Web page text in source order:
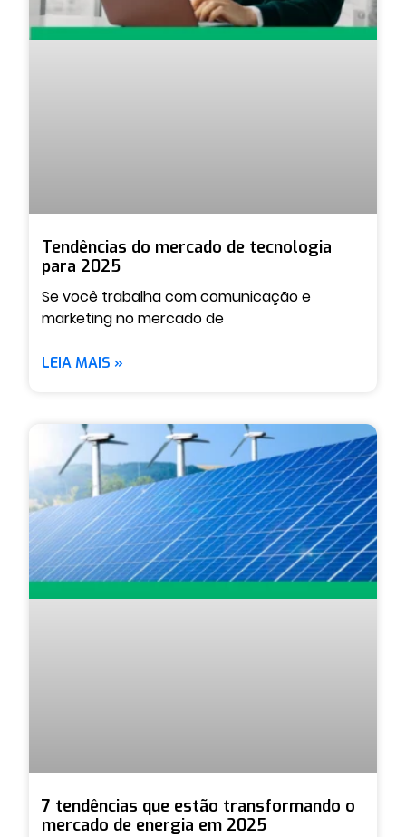
Tendências do mercado de tecnologia
para 2025
Se você trabalha com comunicação e
marketing no mercado de
LEIA MAIS »
7 tendências que estão transformando o
mercado de energia em 2025